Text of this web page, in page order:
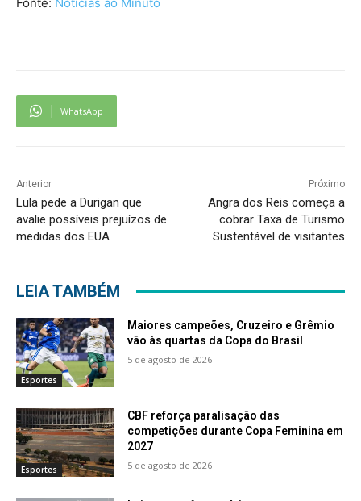
WhatsApp
Anterior
Lula pede a Durigan que
avalie possíveis prejuízos de
medidas dos EUA
Próximo
Angra dos Reis começa a
cobrar Taxa de Turismo
Sustentável de visitantes
LEIA TAMBÉM
Esportes
Maiores campeões, Cruzeiro e Grêmio
vão às quartas da Copa do Brasil
5 de agosto de 2026
Esportes
CBF reforça paralisação das
competições durante Copa Feminina em
2027
5 de agosto de 2026